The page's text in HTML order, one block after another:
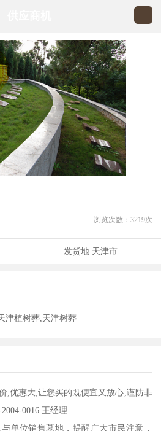
浏览次数： 3219次
发货地:天津市
津植树葬,天津树葬
,优惠大,让您买的既便宜又放心,谨防非
0016 王经理
单位销售墓地，提醒广大市民注意，